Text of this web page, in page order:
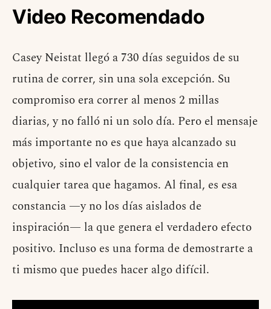
Video Recomendado
Casey Neistat llegó a 730 días seguidos de su
rutina de correr, sin una sola excepción. Su
compromiso era correr al menos 2 millas
diarias, y no falló ni un solo día. Pero el mensaje
más importante no es que haya alcanzado su
objetivo, sino el valor de la consistencia en
cualquier tarea que hagamos. Al final, es esa
constancia —y no los días aislados de
inspiración— la que genera el verdadero efecto
positivo. Incluso es una forma de demostrarte a
ti mismo que puedes hacer algo difícil.